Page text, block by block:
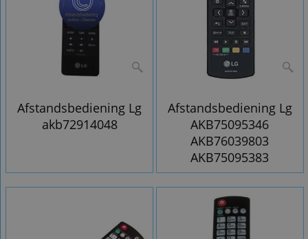
Afstandsbediening Lg
akb72914048
Afstandsbediening Lg
AKB75095346
AKB76039803
AKB75095383